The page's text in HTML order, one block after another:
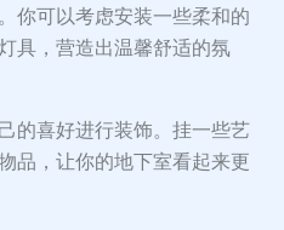
你可以考虑安装一些柔和的
具，营造出温馨舒适的氛
的喜好进行装饰。挂一些艺
品，让你的地下室看起来更